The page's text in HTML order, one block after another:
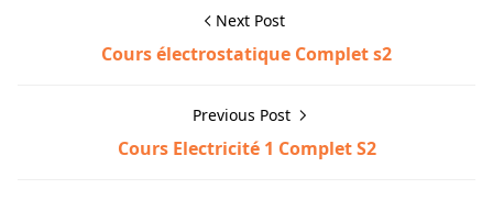
Next Post
Cours électrostatique Complet s2
Previous Post
Cours Electricité 1 Complet S2